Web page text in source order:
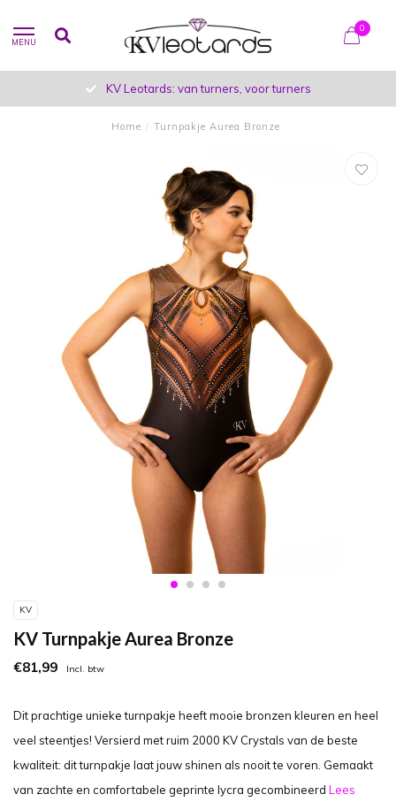
MENU
0
KV Leotards: van turners, voor turners
Home / Turnpakje Aurea Bronze
KV
KV Turnpakje Aurea Bronze
€81,99 Incl. btw
Dit prachtige unieke turnpakje heeft mooie bronzen kleuren en heel
veel steentjes! Versierd met ruim 2000 KV Crystals van de beste
kwaliteit: dit turnpakje laat jouw shinen als nooit te voren. Gemaakt
van zachte en comfortabele geprinte lycra gecombineerd Lees